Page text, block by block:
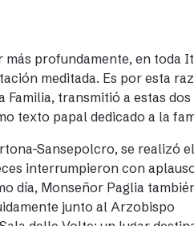
más profundamente, en toda
meditada. Es por esta
transmitió a estas dos
texto papal dedicado a la
Sansepolcro, se realizó el
interrumpieron con
día, Monseñor Paglia
junto al Arzobispo